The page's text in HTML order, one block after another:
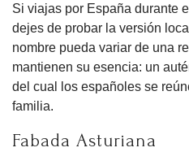
Si viajas por España durante
dejes de probar la versión
nombre pueda variar de una
mantienen su esencia: un
del cual los españoles se
familia.
Fabada Asturiana